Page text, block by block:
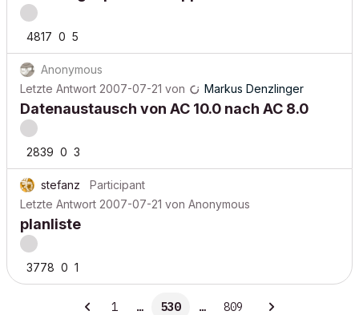
4817 0 5
Anonymous
Letzte Antwort 2007-07-21 von Markus Denzlinger
Datenaustausch von AC 10.0 nach AC 8.0
2839 0 3
stefanz
Participant
Letzte Antwort 2007-07-21 von Anonymous
planliste
3778 0 1
1 … 530 … 809